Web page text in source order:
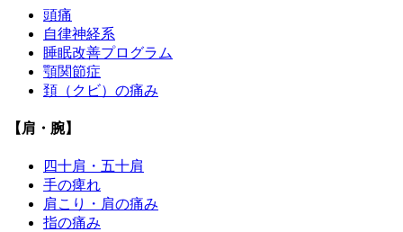
頭痛
自律神経系
睡眠改善プログラム
顎関節症
頚（クビ）の痛み
【肩・腕】
四十肩・五十肩
手の痺れ
肩こり・肩の痛み
指の痛み